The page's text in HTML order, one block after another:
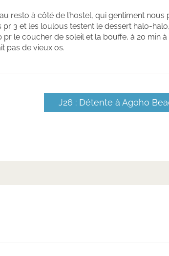
resto à côté de l’hostel, qui gentiment nous
3 et les loulous testent le dessert halo-
le coucher de soleil et la bouffe, à 20 min à
pas de vieux os.
J26 : Détente à Agoho